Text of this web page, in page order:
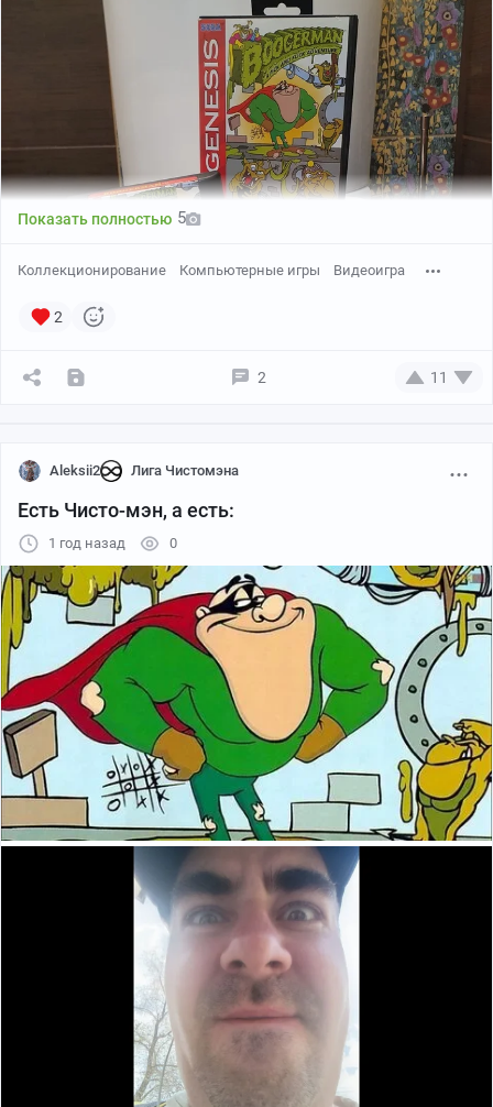
Оригинальный картридж Phantom 2040 (Sega Mega Drive)
Оригинальный картридж Aaahhh! Real monster (Sega Mega Drive)
Картридж Boogerman на Sega (оригинальный)
Показать полностью 5
Коллекционирование Компьютерные игры Видеоигра
2
2 11
Aleksii2 Лига Чистомэна
Есть Чисто-мэн, а есть:
1 год назад 0